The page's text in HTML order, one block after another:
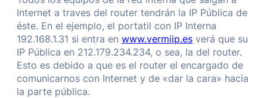
Internet a traves del router tendrán la IP Pública de
éste. En el ejemplo, el portatil con IP Interna
192.168.1.31 si entra en www.vermiip.es verá que su
IP Pública en 212.179.234.234, o sea, la del router.
Esto es debido a que es el router el encargado de
comunicarnos con Internet y de «dar la cara» hacia
la parte pública.